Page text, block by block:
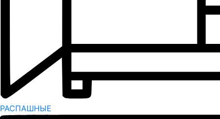
РАСПАШНЫЕ